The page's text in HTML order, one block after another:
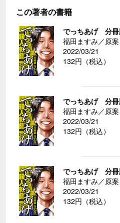
この著者の書籍
でっちあげ 分冊
福田ますみ／原
2022/03/21
132円（税込）
でっちあげ 分冊
福田ますみ／原
2022/03/21
132円（税込）
でっちあげ 分冊
福田ますみ／原
2022/03/21
132円（税込）